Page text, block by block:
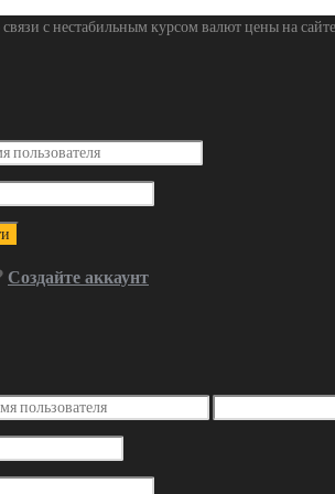
с нестабильным курсом валют цены на
Создайте аккаунт